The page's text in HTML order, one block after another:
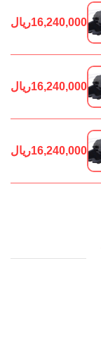
16,240,000ریال
16,240,000ریال
16,240,000ریال